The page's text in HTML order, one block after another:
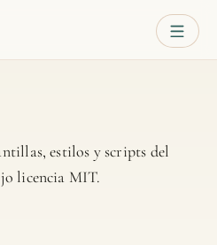
estilos y scripts del
licencia MIT.